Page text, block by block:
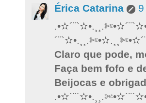
Érica Catarina
Claro que pode,
Faça bem fofo e
Beijocas e